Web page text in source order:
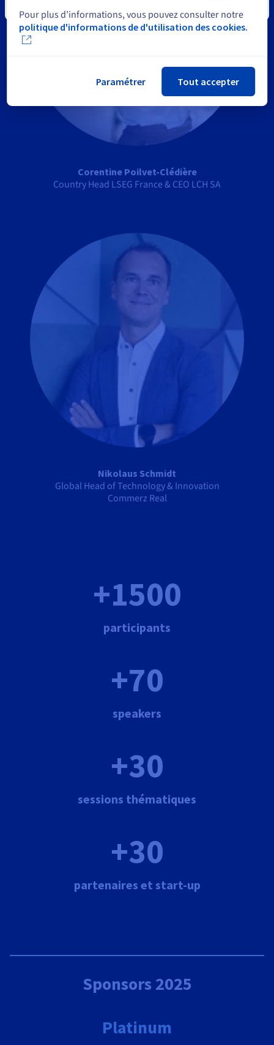
Corentine Poilvet-Clédière
Country Head LSEG France & CEO LCH SA
Nikolaus Schmidt
Global Head of Technology & Innovation
Commerz Real
+1500
participants
+70
speakers
+30
sessions thématiques
+30
partenaires et start-up
Sponsors 2025
Platinum
Pour plus d’informations, vous pouvez consulter notre
politique d'informations de d'utilisation des cookies.
Paramétrer Tout accepter